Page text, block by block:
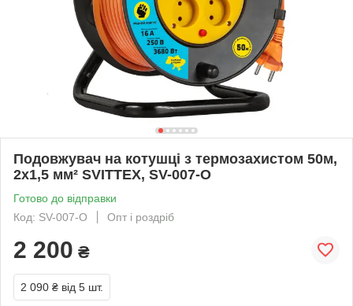
Подовжувач на котушці з термозахистом 50м,
2х1,5 мм² SVITTEX, SV-007-O
Готово до відправки
Код: SV-007-O
Опт і роздріб
2 200 ₴
2 090 ₴ від 5 шт.